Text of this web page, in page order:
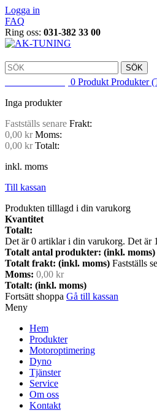
Logga in
FAQ
Ring oss: 031-382 33 00
SÖK
0 Produkt Produkter
Inga produkter
Fastställs senare Frakt:
0,00 kr Moms:
0,00 kr Totalt:
inkl. moms
Till kassan
Produkten tilllagd i din varukorg
Kvantitet
Totalt:
Det är0 artiklar i din varukorg. Det är
Totalt antal produkter: (inkl. moms)
Totalt frakt: (inkl. moms) Fastställs
Moms: 0,00 kr
Totalt: (inkl. moms)
Fortsätt shoppa Gå till kassan
Meny
Hem
Produkter
Motoroptimering
Dyno
Tjänster
Service
Om oss
Kontakt